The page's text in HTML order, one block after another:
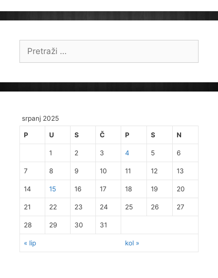
srpanj 2025
P U S Č P S N
« lip kol »
1 2 3 4 5 6
7 8 9 10 11 12 13
14 15 16 17 18 19 20
21 22 23 24 25 26 27
28 29 30 31